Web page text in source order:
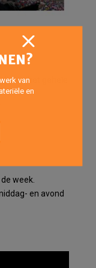
het gehele
week.
en avond
van
en